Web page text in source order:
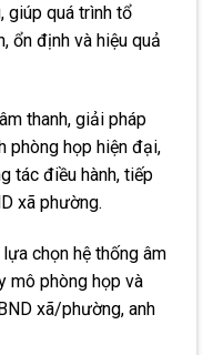
giúp quá trình tổ
ổn định và hiệu quả
thanh, giải pháp
phòng họp hiện đại,
tác điều hành, tiếp
xã phường.
chọn hệ thống âm
mô phòng họp và
xã/phường, anh